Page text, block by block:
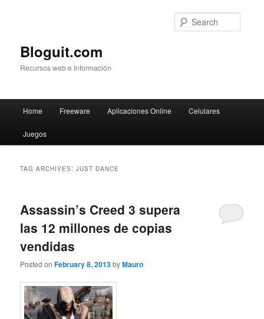
Bloguit.com
Recursos web e Información
Skip
to
Skip
to
Home Freeware Aplicaciones Online Celulares
Juegos
TAG ARCHIVES:JUST DANCE
Assassin’s Creed 3 supera
las 12 millones de copias
vendidas
Posted onFebruary 8, 2013byMauro